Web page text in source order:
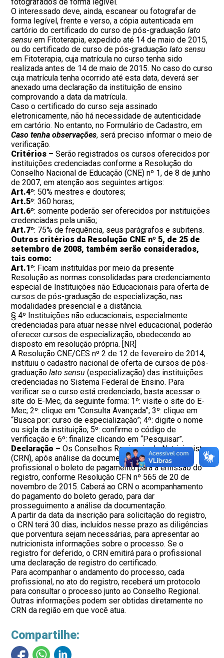
O interessado deve, ainda, escanear ou fotografar de
forma legível, frente e verso, a cópia autenticada em
cartório do certificado do curso de pós-graduaçãolato
sensu em Fitoterapia, expedido até 14 de maio de 2015,
ou do certificado de curso de pós-graduaçãolato sensu
em Fitoterapia, cuja matrícula no curso tenha sido
realizada antes de 14 de maio de 2015. No caso do curso
cuja matrícula tenha ocorrido até esta data, deverá ser
anexado uma declaração da instituição de ensino
comprovando a data da matrícula.
Caso o certificado do curso seja assinado
eletronicamente, não há necessidade de autenticidade
em cartório. No entanto, no Formulário de Cadastro, em
Caso tenha observações, será preciso informar o meio de
verificação.
Critérios – Serão registrados os cursos oferecidos por
instituições credenciadas conforme a Resolução do
Conselho Nacional de Educação (CNE) nº 1, de 8 de junho
de 2007, em atenção aos seguintes artigos:
Art.4º: 50% mestres e doutores;
Art.5º: 360 horas;
Art.6º: somente poderão ser oferecidos por instituições
credenciadas pela união;
Art.7º: 75% de frequência, seus parágrafos e subitens.
Outros critérios da Resolução CNE nº 5, de 25 de
setembro de 2008, também serão considerados,
tais como:
Art.1º: Ficam instituídas por meio da presente
Resolução as normas consolidadas para credenciamento
especial de Instituições não Educacionais para oferta de
cursos de pós-graduação de especialização, nas
modalidades presencial e a distância.
§ 4º Instituições não educacionais, especialmente
credenciadas para atuar nesse nível educacional, poderão
oferecer cursos de especialização, obedecendo ao
disposto em resolução própria. [NR]
A Resolução CNE/CES nº 2 de 12 de fevereiro de 2014,
instituiu o cadastro nacional de oferta de cursos de pós-
graduaçãolato sensu (especialização) das instituições
credenciadas no Sistema Federal de Ensino. Para
verificar se o curso está credenciado, basta acessar o
site do E-Mec, da seguinte forma: 1º: visite o site do E-
Mec; 2º: clique em “Consulta Avançada”; 3º: clique em
“Busca por: curso de especialização”; 4º: digite o nome
ou sigla da instituição; 5º: confirme o código de
verificação e 6º: finalize clicando em “Pesquisar”.
Declaração – Os Conselhos Regionais de Nutricionistas
(CRN), após análise da documentação, enviarão ao
profissional o boleto de pagamento para a emissão do
registro, conforme Resolução CFN nº 565 de 20 de
novembro de 2015. Caberá ao CRN o acompanhamento
do pagamento do boleto gerado, para dar
prosseguimento a análise da documentação.
A partir da data da inscrição para solicitação do registro,
o CRN terá 30 dias, incluídos nesse prazo as diligências
que porventura sejam necessárias, para apresentar ao
nutricionista informações sobre o processo. Se o
registro for deferido, o CRN emitirá para o profissional
uma declaração de registro do certificado.
Para acompanhar o andamento do processo, cada
profissional, no ato do registro, receberá um protocolo
para consultar o processo junto ao Conselho Regional.
Outras informações podem ser obtidas diretamente no
CRN da região em que você atua.
Compartilhe: